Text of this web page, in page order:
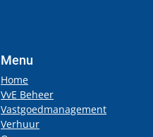
Menu
Home
VvE Beheer
Vastgoedmanagement
Verhuur